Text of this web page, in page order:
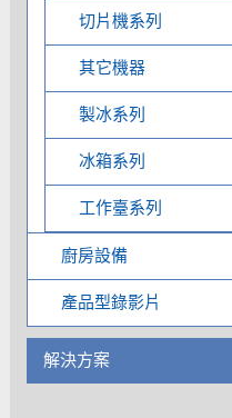
切片機系列
其它機器
製冰系列
冰箱系列
工作臺系列
廚房設備
產品型錄影片
解決方案